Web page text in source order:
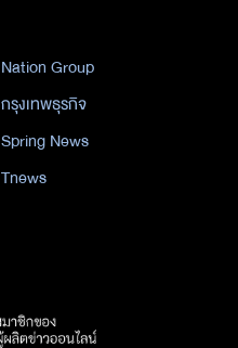
Nation Group
กรุงเทพธุรกิจ
Spring News
Tnews